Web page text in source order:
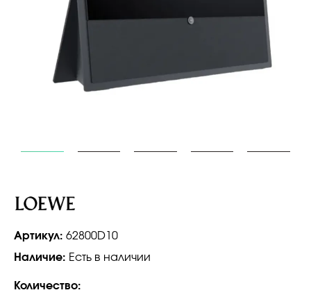
Артикул: 62800D10
Наличие: Есть в наличии
Количество: